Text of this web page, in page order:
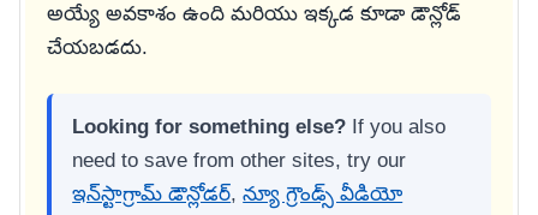
అయ్యే అవకాశం ఉంది మరియు ఇక్కడ కూడా డౌన్లోడ్
చేయబడదు.
Looking for something else? If you also
need to save from other sites, try our
ఇన్‌స్టాగ్రామ్ డౌన్లోడర్,న్యూ గ్రౌండ్స్ వీడియో